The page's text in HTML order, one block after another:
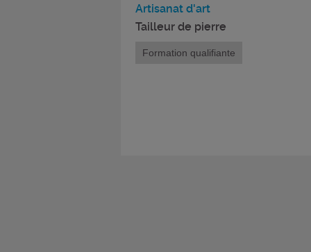
Artisanat d'art
Tailleur de pierre
Formation qualifiante